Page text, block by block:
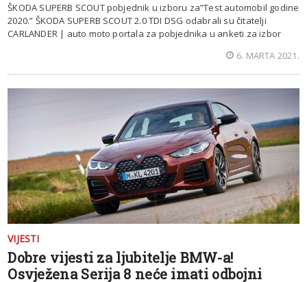
ŠKODA SUPERB SCOUT pobjednik u izboru za”Test automobil godine
2020.” ŠKODA SUPERB SCOUT 2.0 TDI DSG odabrali su čitatelji
CARLANDER | auto moto portala za pobjednika u anketi za izbor
6. MARTA 2021.
VIJESTI
Dobre vijesti za ljubitelje BMW-a!
Osvježena Serija 8 neće imati odbojni